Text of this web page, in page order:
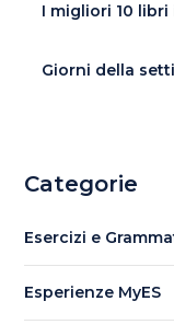
I migliori 10
Giorni della
Categorie
Esercizi e
Esperienze MyES